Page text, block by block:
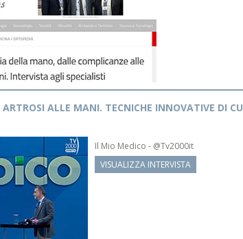
ALLE MANI. TECNICHE INNOVATIVE DI
Il Mio Medico - @Tv2000it
VISUALIZZA INTERVISTA